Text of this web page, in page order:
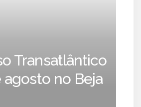
Transatlântico
agosto no Beja